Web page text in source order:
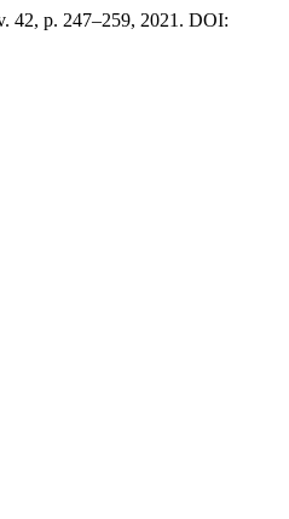
42, p. 247–259, 2021. DOI: